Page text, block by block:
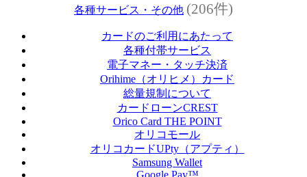
各種サービス・その他 (206件)
カードのご利用にあたって
各種付帯サービス
電子マネー・タッチ決済
Orihime（オリヒメ）カード
総量規制について
カードローンCREST
Orico Card THE POINT
オリコモール
オリコカードUPty（アプティ）
Samsung Wallet
Google Pay™